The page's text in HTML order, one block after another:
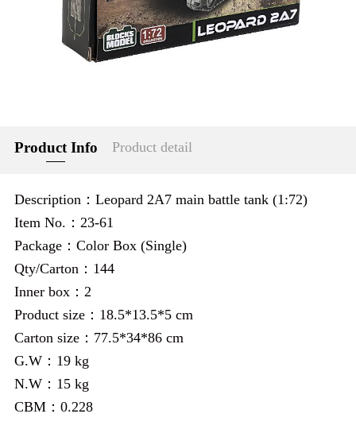
Product Info Product detail
Description：Leopard 2A7 main battle tank (1:72)
Item No.：23-61
Package：Color Box (Single)
Qty/Carton：144
Inner box：2
Product size：18.5*13.5*5 cm
Carton size：77.5*34*86 cm
G.W：19 kg
N.W：15 kg
CBM：0.228